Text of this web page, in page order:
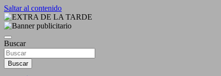
Saltar al contenido
EXTRA DE LA TARDE
COMUNIDAD
Buscar
Buscar